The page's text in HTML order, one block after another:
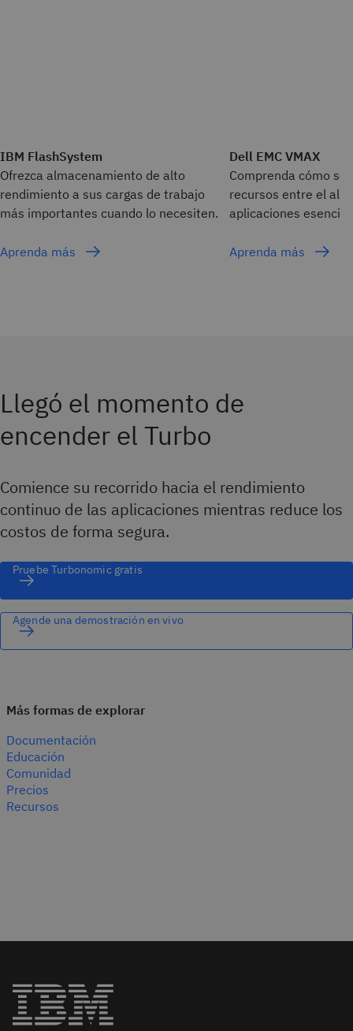
IBM FlashSystem
Ofrezca almacenamiento de alto
rendimiento a sus cargas de trabajo
más importantes cuando lo necesiten.
Aprenda más
Dell EMC VMAX
Comprenda cómo se
recursos entre el
aplicaciones
Aprenda más
Llegó el momento de
encender el Turbo
Comience su recorrido hacia el rendimiento
continuo de las aplicaciones mientras reduce los
costos de forma segura.
Pruebe Turbonomic gratis
Agende una demostración en vivo
Más formas de explorar
Documentación
Educación
Comunidad
Precios
Recursos